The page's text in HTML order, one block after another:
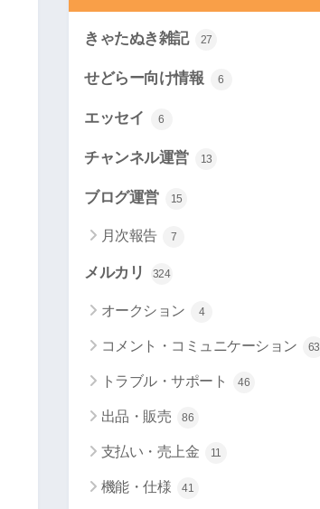
きゃたぬき雑記 27
せどらー向け情報 6
エッセイ 6
チャンネル運営 13
ブログ運営 15
月次報告 7
メルカリ 324
オークション 4
コメント・コミュニケーション 63
トラブル・サポート 46
出品・販売 86
支払い・売上金 11
機能・仕様 41